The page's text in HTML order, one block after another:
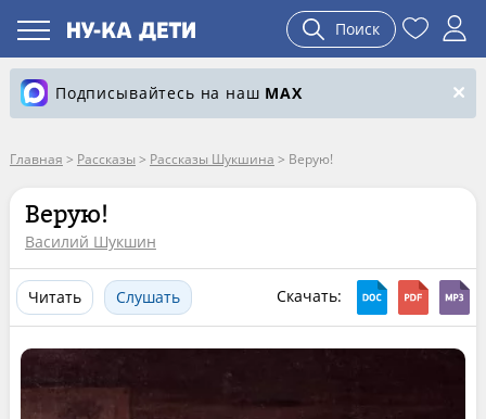
Поиск
Подписывайтесь на наш MAX
Главная > Рассказы > Рассказы Шукшина > Верую!
Верую!
Василий Шукшин
Читать Слушать Скачать: